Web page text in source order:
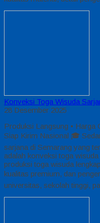
Konveksi Toga Wisuda
28 Desember 2025
Produksi Langsung • Harga
Siap Kirim Nasional 🎓
sarjana di Semarang yang
adalah konveksi toga
produksi toga wisuda
kualitas premium, dan
universitas, sekolah tinggi,